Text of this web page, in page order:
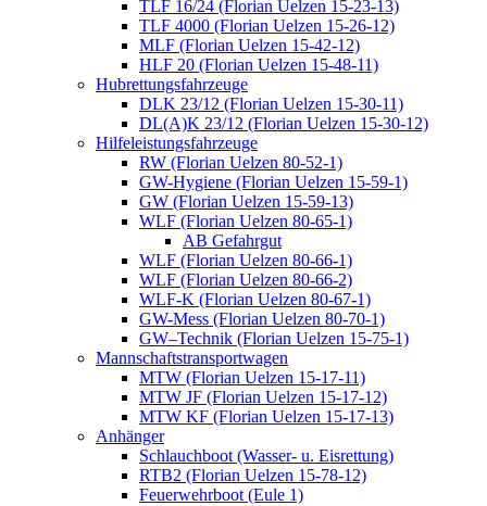
TLF 16/24 (Florian Uelzen 15-23-13)
TLF 4000 (Florian Uelzen 15-26-12)
MLF (Florian Uelzen 15-42-12)
HLF 20 (Florian Uelzen 15-48-11)
Hubrettungsfahrzeuge
DLK 23/12 (Florian Uelzen 15-30-11)
DL(A)K 23/12 (Florian Uelzen 15-30-12)
Hilfeleistungsfahrzeuge
RW (Florian Uelzen 80-52-1)
GW-Hygiene (Florian Uelzen 15-59-1)
GW (Florian Uelzen 15-59-13)
WLF (Florian Uelzen 80-65-1)
AB Gefahrgut
WLF (Florian Uelzen 80-66-1)
WLF (Florian Uelzen 80-66-2)
WLF-K (Florian Uelzen 80-67-1)
GW-Mess (Florian Uelzen 80-70-1)
GW–Technik (Florian Uelzen 15-75-1)
Mannschaftstransportwagen
MTW (Florian Uelzen 15-17-11)
MTW JF (Florian Uelzen 15-17-12)
MTW KF (Florian Uelzen 15-17-13)
Anhänger
Schlauchboot (Wasser- u. Eisrettung)
RTB2 (Florian Uelzen 15-78-12)
Feuerwehrboot (Eule 1)